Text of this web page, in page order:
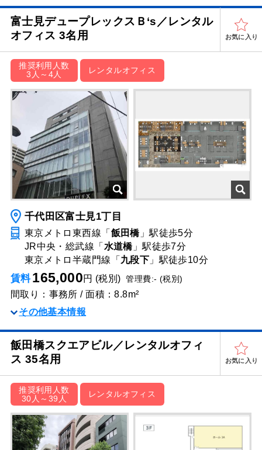
富士見デュープレックスＢ‘s／レンタル
オフィス 3名用
お気に入り
推奨利用人数
3人～4人
レンタルオフィス
千代田区富士見1丁目
東京メトロ東西線「 飯田橋」駅徒歩5分
JR中央・総武線「 水道橋」駅徒歩7分
東京メトロ半蔵門線「 九段下 」駅徒歩10分
賃料165,000円 (税別)管理費:- (税別)
間取り：事務所 / 面積：8.8m²
その他基本情報
飯田橋スクエアビル／レンタルオフィ
ス 35名用
お気に入り
推奨利用人数
30人～39人
レンタルオフィス